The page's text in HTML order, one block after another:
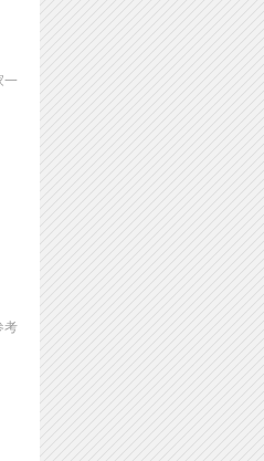
一
考